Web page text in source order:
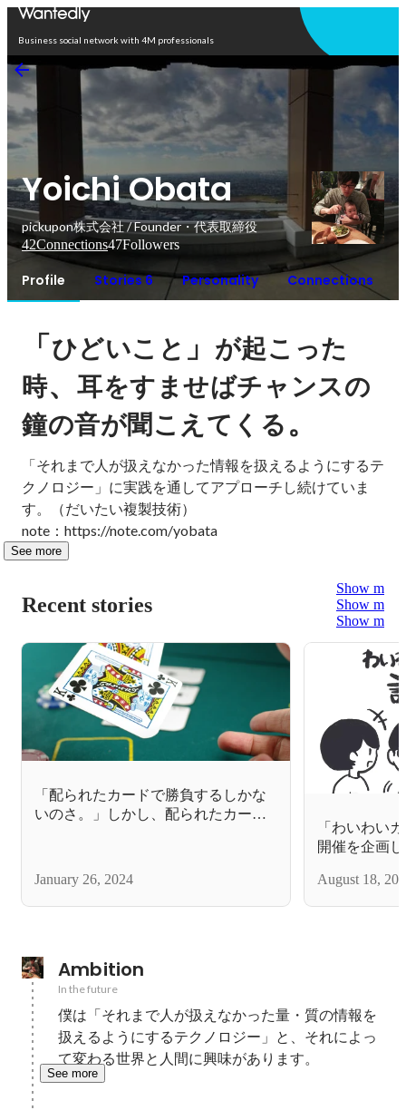
Business social network with 4M professionals
Yoichi Obata
pickupon株式会社 / Founder・代表取締役
42Connections47Followers
Profile Stories 6 Personality Connections
「ひどいこと 」 が起こった
時、耳をすませばチャンスの
鐘の音が聞こえてくる。
「それまで人が扱えなかった情報を扱えるようにするテ
クノロジー」に実践を通してアプローチし続けていま
す。（だいたい複製技術）
note：https://note.com/yobata
See more
Recent stories
Show more
Show more
Show more
「配られたカードで勝負するしかな
いのさ。」しかし、配られたカード
音を聞くことさえできれば。
January 26, 2024
「わいわい
開催を企画
August 18,
Ambition
In the future
僕は「それまで人が扱えなかった量・質の情報を
扱えるようにするテクノロジー」と、それによっ
て変わる世界と人間に興味があります。
See more